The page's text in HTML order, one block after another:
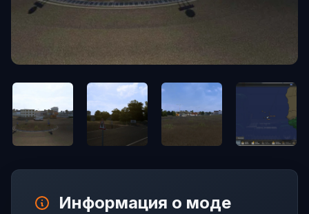
Информация о моде